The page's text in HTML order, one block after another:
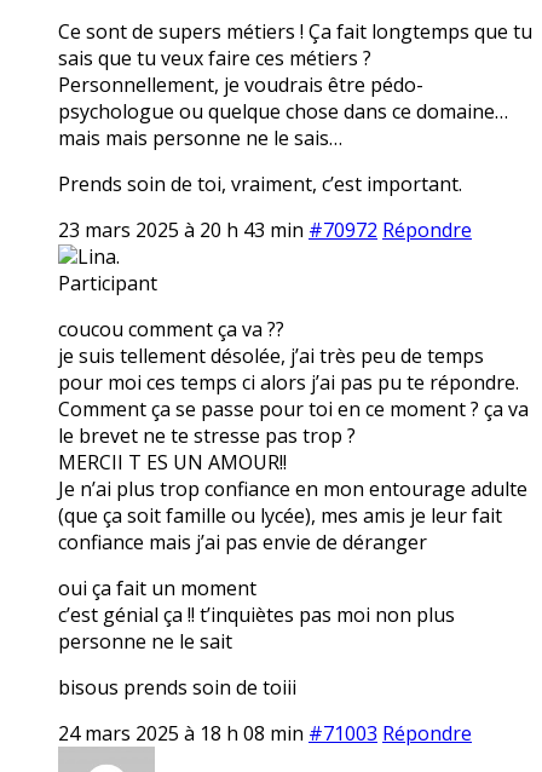
Ce sont de supers métiers ! Ça fait longtemps que tu
sais que tu veux faire ces métiers ?
Personnellement, je voudrais être pédo-
psychologue ou quelque chose dans ce domaine…
mais mais personne ne le sais…
Prends soin de toi, vraiment, c’est important.
23 mars 2025 à 20 h 43 min #70972 Répondre
Lina.
Participant
coucou comment ça va ??
je suis tellement désolée, j’ai très peu de temps
pour moi ces temps ci alors j’ai pas pu te répondre.
Comment ça se passe pour toi en ce moment ? ça va
le brevet ne te stresse pas trop ?
MERCII T ES UN AMOUR!!
Je n’ai plus trop confiance en mon entourage adulte
(que ça soit famille ou lycée), mes amis je leur fait
confiance mais j’ai pas envie de déranger
oui ça fait un moment
c’est génial ça !! t’inquiètes pas moi non plus
personne ne le sait
bisous prends soin de toiii
24 mars 2025 à 18 h 08 min #71003 Répondre